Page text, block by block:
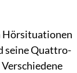
Hörsituationen
seine Quattro-